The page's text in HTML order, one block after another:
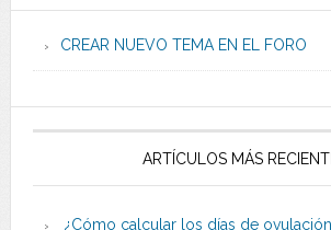
CREAR NUEVO TEMA EN EL FORO
ARTÍCULOS MÁS
¿Cómo calcular los días de